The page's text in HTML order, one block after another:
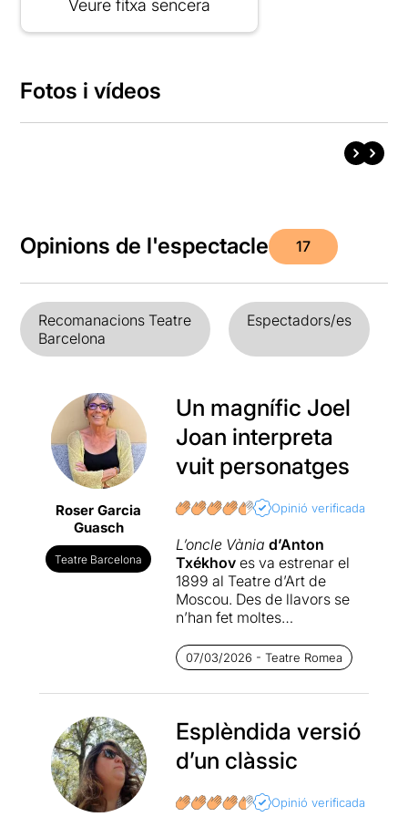
Veure fitxa sencera
Fotos i vídeos
Opinions de l'espectacle 17
Recomanacions Teatre
Barcelona
Espectadors/es
Roser Garcia
Guasch
Teatre Barcelona
Un magnífic Joel
Joan interpreta
vuit personatges
Opinió verificada
L’oncle Vània d’Anton
Txékhoves va estrenar el
1899 al Teatre d’Art de
Moscou. Des de llavors se
n’han fet moltes
adaptacions i tota classe
d’obres cada vegada més
imaginatives com aquesta
Durant el Grec del 2017 es
va poder veure una
unOncle Vàniaamb 4
07/03/2026 - Teatre Romea
Esplèndida versió
d’un clàssic
Opinió verificada